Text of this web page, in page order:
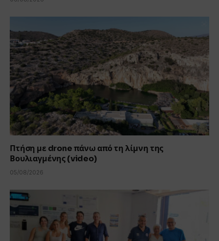
Πτήση με drone πάνω από τη λίμνη της
Βουλιαγμένης (video)
05/08/2026